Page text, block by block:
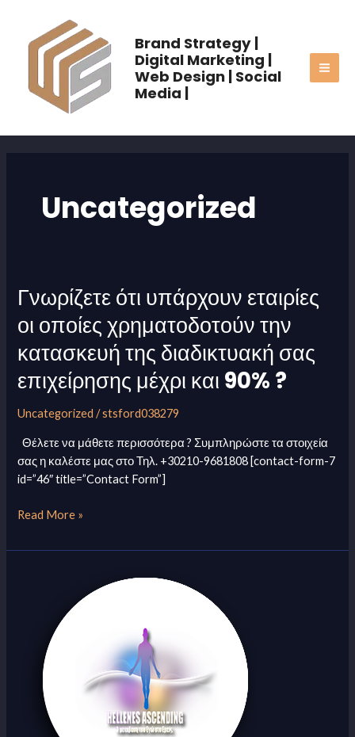
content
Brand Strategy |
Digital Marketing |
Web Design | Social
Media |
Uncategorized
Γνωρίζετε ότι υπάρχουν εταιρίες
οι οποίες χρηματοδοτούν την
κατασκευή της διαδικτυακή σας
επιχείρησης μέχρι και 90% ?
Uncategorized /stsford038279
Θέλετε να μάθετε περισσότερα ? Συμπληρώστε τα στοιχεία
σας η καλέστε μας στο Τηλ. +30210-9681808 [contact-form-7
id=”46″ title=”Contact Form”]
Γνωρίζετε
υπάρχουν
εταιρίες
οι
οποίες
την
κατασκευή
της
διαδικτυακή
επιχείρησης
και
Read More »